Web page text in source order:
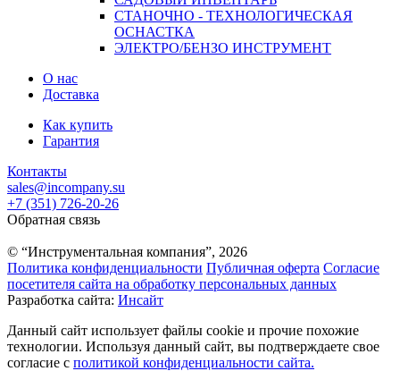
СТАНОЧНО - ТЕХНОЛОГИЧЕСКАЯ
ОСНАСТКА
ЭЛЕКТРО/БЕНЗО ИНСТРУМЕНТ
О нас
Доставка
Как купить
Гарантия
Контакты
sales@incompany.su
+7 (351) 726-20-26
Обратная связь
© “Инструментальная компания”, 2026
Политика конфиденциальности Публичная оферта Согласие
посетителя сайта на обработку персональных данных
Разработка сайта: Инсайт
Данный сайт использует файлы cookie и прочие похожие
технологии. Используя данный сайт, вы подтверждаете свое
согласие с политикой конфиденциальности сайта.